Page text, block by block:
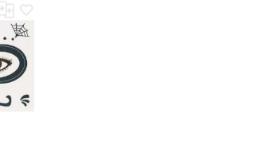
Merci pour votre avis
Notre équipe va maintenant examiner vos